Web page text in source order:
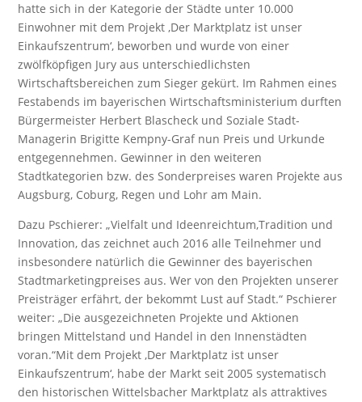
hatte sich in der Kategorie der Städte unter 10.000
Einwohner mit dem Projekt ,Der Marktplatz ist unser
Einkaufszentrum‘, beworben und wurde von einer
zwölfköpfigen Jury aus unterschiedlichsten
Wirtschaftsbereichen zum Sieger gekürt. Im Rahmen eines
Festabends im bayerischen Wirtschaftsministerium durften
Bürgermeister Herbert Blascheck und Soziale Stadt-
Managerin Brigitte Kempny-Graf nun Preis und Urkunde
entgegennehmen. Gewinner in den weiteren
Stadtkategorien bzw. des Sonderpreises waren Projekte aus
Augsburg, Coburg, Regen und Lohr am Main.
Dazu Pschierer: „Vielfalt und Ideenreichtum,Tradition und
Innovation, das zeichnet auch 2016 alle Teilnehmer und
insbesondere natürlich die Gewinner des bayerischen
Stadtmarketingpreises aus. Wer von den Projekten unserer
Preisträger erfährt, der bekommt Lust auf Stadt.“ Pschierer
weiter: „Die ausgezeichneten Projekte und Aktionen
bringen Mittelstand und Handel in den Innenstädten
voran.“Mit dem Projekt ,Der Marktplatz ist unser
Einkaufszentrum‘, habe der Markt seit 2005 systematisch
den historischen Wittelsbacher Marktplatz als attraktives